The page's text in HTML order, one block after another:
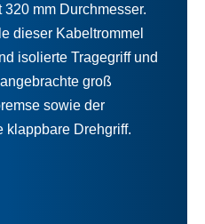
mm Durchmesser.
dieser Kabeltrommel
isolierte Tragegriff und
groß
sowie der
klappbare Drehgriff.